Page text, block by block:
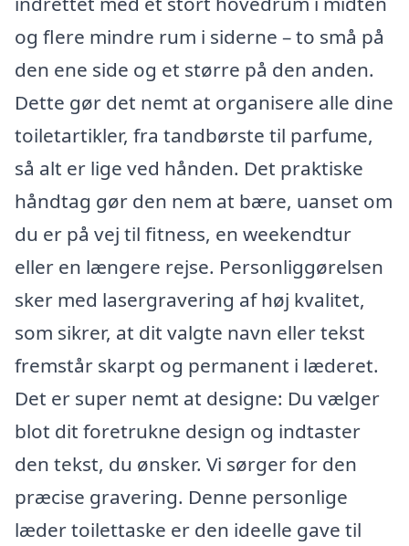
og flere mindre rum i siderne – to små på
den ene side og et større på den anden.
Dette gør det nemt at organisere alle dine
toiletartikler, fra tandbørste til parfume,
så alt er lige ved hånden. Det praktiske
håndtag gør den nem at bære, uanset om
du er på vej til fitness, en weekendtur
eller en længere rejse. Personliggørelsen
sker med lasergravering af høj kvalitet,
som sikrer, at dit valgte navn eller tekst
fremstår skarpt og permanent i læderet.
Det er super nemt at designe: Du vælger
blot dit foretrukne design og indtaster
den tekst, du ønsker. Vi sørger for den
præcise gravering. Denne personlige
læder toilettaske er den ideelle gave til